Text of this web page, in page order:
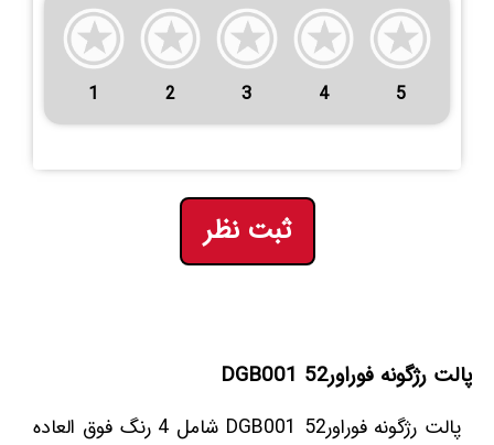
1 2 3 4 5
ثبت نظر
پالت رژگونه فوراور52 DGB001
پالت رژگونه فوراور52 DGB001 شامل 4 رنگ فوق العاده